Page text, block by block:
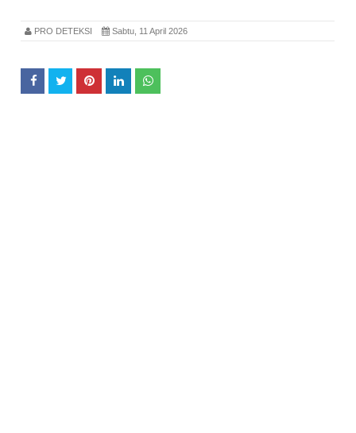
PRO DETEKSI Sabtu, 11 April 2026